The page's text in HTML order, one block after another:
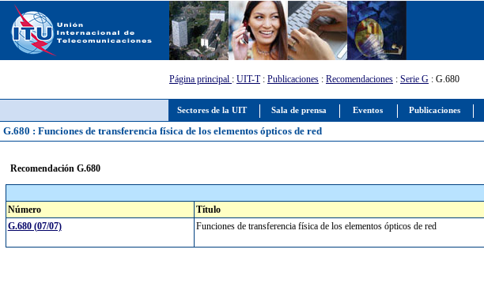
Sectores de la UIT Sala de prensa Eventos Publicaciones
Página principal : UIT-T: Publicaciones : Recomendaciones : Serie G : G.680
G.680 : Funciones de transferencia física de los elementos ópticos de red
Recomendación G.680
Número
Título
G.680 (07/07)
Funciones de transferencia física de los elementos ópticos de red